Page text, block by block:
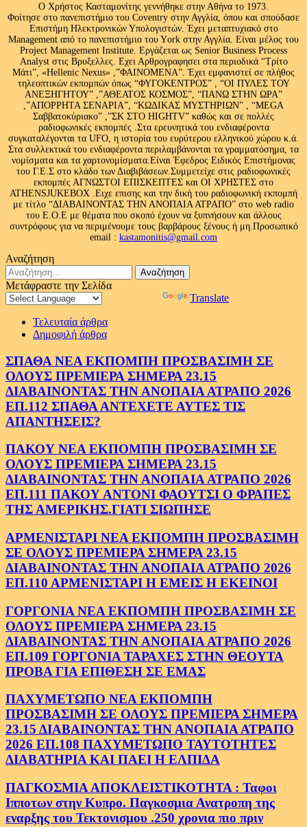
Ο Χρήστος Κασταμονίτης γεννήθηκε στην Αθήνα το 1973.
Φοίτησε στο πανεπιστήμιο του Coventry στην Αγγλία, όπου και σπούδασε
Επιστήμη Ηλεκτρονικών Υπολογιστών. Έχει μεταπτυχιακό στο
Management από το πανεπιστήμιο του Υork στην Αγγλία. Είναι μέλος του
Project Management Institute. Εργάζεται ως Senior Business Process
Analyst στις Βρυξελλες. Εχει Αρθρογραφησει στα περιοδικά “Τρίτο
Μάτι”, «Hellenic Nexus» ,”ΦΑΙΝΟΜΕΝΑ”. Έχει εμφανιστεί σε πλήθος
τηλεοπτικών εκπομπών όπως “ΦΥΓΟΚΕΝΤΡΟΣ” , “ΟΙ ΠΥΛΕΣ ΤΟΥ
ΑΝΕΞΗΓΗΤΟΥ” ,”ΑΘΕΑΤΟΣ ΚΟΣΜΟΣ”, “ΠΑΝΩ ΣΤΗΝ ΩΡΑ”
,”ΑΠΟΡΡΗΤΑ ΣΕΝΑΡΙΑ”, “ΚΩΔΙΚΑΣ ΜΥΣΤΗΡΙΩΝ” , “MEGA
Σαββατοκύριακο” ,”ΣΚ ΣΤΟ HIGHTV” καθώς και σε πολλές
ραδιοφωνικές εκπομπές .Στα ερευνητικά του ενδιαφέροντα
συγκαταλέγονται τα UFO, η ιστορία του ευρύτερου ελληνικού χώρου κ.ά.
Στα συλλεκτικά του ενδιαφέροντα περιλαμβάνονται τα γραμματόσημα, τα
νομίσματα και τα χαρτονομίσματα.Είναι Έφεδρος Ειδικός Επιστήμονας
του Γ.Ε.Σ στο κλάδο των Διαβιβάσεων.Συμμετείχε στις ραδιοφωνικές
εκπομπές ΑΓΝΩΣΤΟΙ ΕΠΙΣΚΕΠΤΕΣ και ΟΙ ΧΡΗΣΤΕΣ στο
ATHENSJUKEBOX .Ειχε επισης και την δική του ραδιοφωνική εκπομπή
με τίτλο “ΔΙΑΒΑΙΝΟΝΤΑΣ ΤΗΝ ΑΝΟΠΑΙΑ ΑΤΡΑΠΟ” στο web radio
του Ε.Ο.Ε με θέματα που σκοπό έχουν να ξυπνήσουν και άλλους
συντρόφους για να περιμένουμε τους βαρβάρους ξένους ή μη.Προσωπικό
email : kastamonitis@gmail.com
Αναζήτηση
Αναζήτηση
για:
Μετάφραστε την Σελίδα
Translate
Τελευταία άρθρα
Δημοφιλή άρθρα
ΣΠΑΘΑ ΝΕΑ ΕΚΠΟΜΠΗ ΠΡΟΣΒΑΣΙΜΗ ΣΕ
ΟΛΟΥΣ ΠΡΕΜΙΕΡΑ ΣΗΜΕΡΑ 23.15
ΔΙΑΒΑΙΝΟΝΤΑΣ ΤΗΝ ΑΝΟΠΑΙΑ ΑΤΡΑΠΟ 2026
ΕΠ.112 ΣΠΑΘΑ ΑΝΤΕΧΕΤΕ ΑΥΤΕΣ ΤΙΣ
ΑΠΑΝΤΗΣΕΙΣ?
ΠΑΚΟΥ ΝΕΑ ΕΚΠΟΜΠΗ ΠΡΟΣΒΑΣΙΜΗ ΣΕ
ΟΛΟΥΣ ΠΡΕΜΙΕΡΑ ΣΗΜΕΡΑ 23.15
ΔΙΑΒΑΙΝΟΝΤΑΣ ΤΗΝ ΑΝΟΠΑΙΑ ΑΤΡΑΠΟ 2026
ΕΠ.111 ΠΑΚΟΥ ΑΝΤΟΝΙ ΦΑΟΥΤΣΙ Ο ΦΡΑΠΕΣ
ΤΗΣ ΑΜΕΡΙΚΗΣ.ΓΙΑΤΙ ΣΙΩΠΗΣΕ
ΑΡΜΕΝΙΣΤΑΡΙ ΝΕΑ ΕΚΠΟΜΠΗ ΠΡΟΣΒΑΣΙΜΗ
ΣΕ ΟΛΟΥΣ ΠΡΕΜΙΕΡΑ ΣΗΜΕΡΑ 23.15
ΔΙΑΒΑΙΝΟΝΤΑΣ ΤΗΝ ΑΝΟΠΑΙΑ ΑΤΡΑΠΟ 2026
ΕΠ.110 ΑΡΜΕΝΙΣΤΑΡΙ Η ΕΜΕΙΣ Η ΕΚΕΙΝΟΙ
ΓΟΡΓΟΝΙΑ ΝΕΑ ΕΚΠΟΜΠΗ ΠΡΟΣΒΑΣΙΜΗ ΣΕ
ΟΛΟΥΣ ΠΡΕΜΙΕΡΑ ΣΗΜΕΡΑ 23.15
ΔΙΑΒΑΙΝΟΝΤΑΣ ΤΗΝ ΑΝΟΠΑΙΑ ΑΤΡΑΠΟ 2026
ΕΠ.109 ΓΟΡΓΟΝΙΑ ΤΑΡΑΧΕΣ ΣΤΗΝ ΘΕΟΥΤΑ
ΠΡΟΒΑ ΓΙΑ ΕΠΙΘΕΣΗ ΣΕ ΕΜΑΣ
ΠΑΧΥΜΕΤΩΠΟ ΝΕΑ ΕΚΠΟΜΠΗ
ΠΡΟΣΒΑΣΙΜΗ ΣΕ ΟΛΟΥΣ ΠΡΕΜΙΕΡΑ ΣΗΜΕΡΑ
23.15 ΔΙΑΒΑΙΝΟΝΤΑΣ ΤΗΝ ΑΝΟΠΑΙΑ ΑΤΡΑΠΟ
2026 ΕΠ.108 ΠΑΧΥΜΕΤΩΠΟ ΤΑΥΤΟΤΗΤΕΣ
ΔΙΑΒΑΤΗΡΙΑ ΚΑΙ ΠΑΕΙ Η ΕΛΠΙΔΑ
ΠΑΓΚΟΣΜΙΑ ΑΠΟΚΛΕΙΣΤΙΚΟΤΗΤΑ : Ταφοι
Ιπποτων στην Κυπρο. Παγκοσμια Ανατροπη της
εναρξης του Τεκτονισμου .250 χρονια πιο πριν